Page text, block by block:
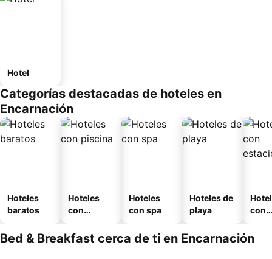
Hotel
Categorías destacadas de hoteles en
Encarnación
Hoteles
baratos
Hoteles
con
Hoteles
con spa
Hoteles de
playa
con
Bed & Breakfast cerca de ti en Encarnación